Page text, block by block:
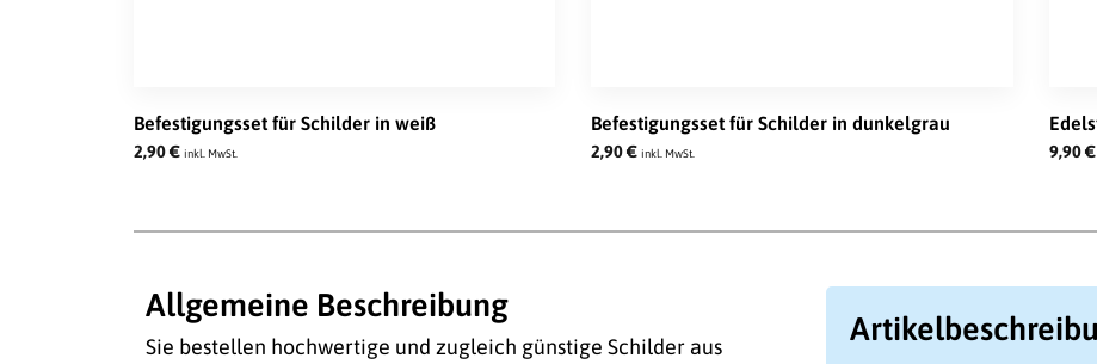
Befestigungsset für Schilder in weiß
2,90€ inkl. MwSt.
Befestigungsset für Schilder in dunkelgrau
2,90€ inkl. MwSt. 9,90€
Allgemeine Beschreibung
Sie bestellen hochwertige und zugleich günstige Schilder aus